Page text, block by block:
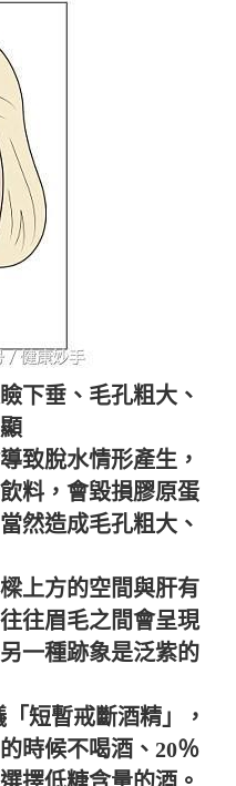
下垂、毛孔粗大、
致脫水情形產生，
料，會毀損膠原蛋
然造成毛孔粗大、
上方的空間與肝有
往眉毛之間會呈現
一種跡象是泛紫的
短暫戒斷酒精」，
時候不喝酒、20％